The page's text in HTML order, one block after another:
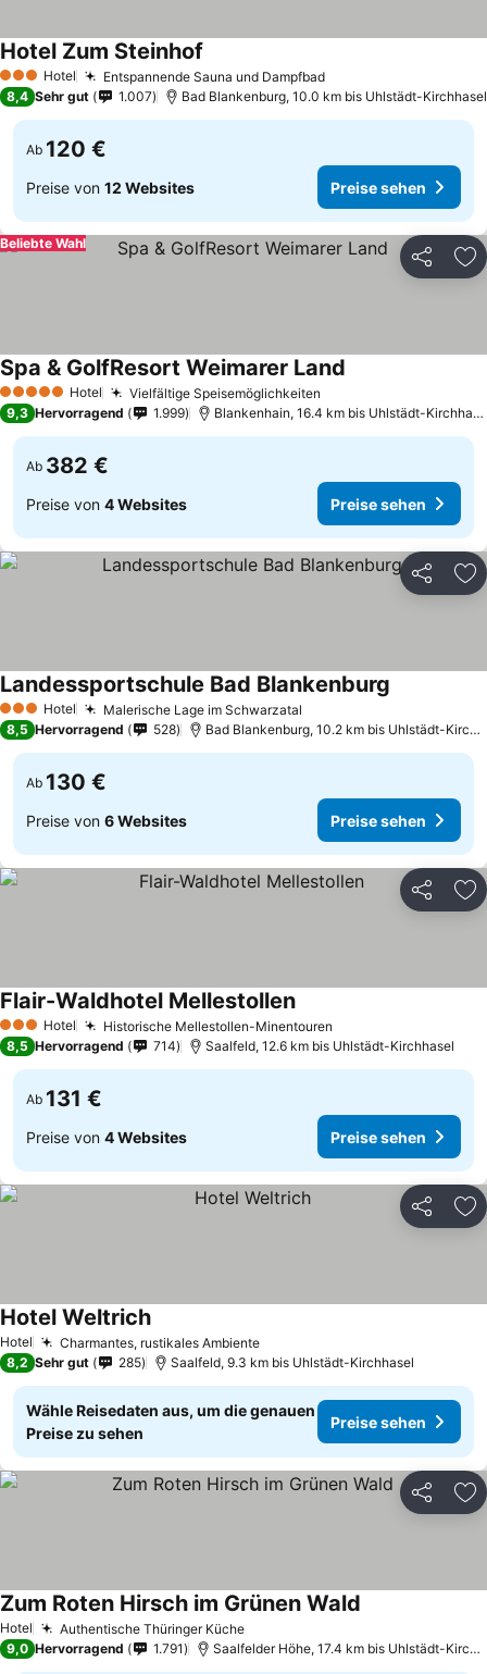
3 SterneHotel Entspannende Sauna und DampfbadPreise sehen
Hotel Zum Steinhof
8,4 Sehr gut 1.007 Bad Blankenburg, 10.0 km bis Uhlstädt-Kirchhasel
Ab 120 €
Preise von 12 Websites Preise sehen
Teilen
Beliebte Wahl
5 Sterne Hotel Vielfältige Speisemöglichkeiten
Spa & GolfResort Weimarer Land
9,3 Hervorragend 1.999 Blankenhain, 16.4 km bis Uhlstädt-
Ab 382 €
Preise von 4 Websites Preise sehen
Teilen
3 SterneHotel Malerische Lage im Schwarzatal
Landessportschule Bad Blankenburg
8,5 Hervorragend 528 Bad Blankenburg, 10.2 km bis Uhlstädt-
Ab 130 €
Preise von 6 Websites Preise sehen
Teilen
3 SterneHotel Historische Mellestollen-Minentouren
Flair-Waldhotel MellestollenPreise sehen
8,5 Hervorragend 714 Saalfeld, 12.6 km bis Uhlstädt-Kirchhasel
Ab 131 €
Preise von 4 Websites Preise sehen
Teilen
Hotel Charmantes, rustikales AmbientePreise sehen
Hotel WeltrichPreise sehen
8,2 Sehr gut 285 Saalfeld, 9.3 km bis Uhlstädt-Kirchhasel
Wähle Reisedaten aus, um die genauen
Preise zu sehen
Preise sehen
Teilen
Hotel Authentische Thüringer KüchePreise sehen
Zum Roten Hirsch im Grünen Wald
9,0 Hervorragend 1.791 Saalfelder Höhe, 17.4 km bis Uhlstädt-